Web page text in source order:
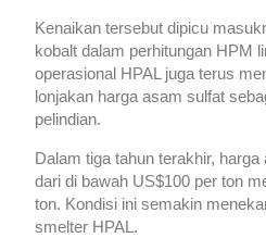
Kenaikan tersebut dipicu
kobalt dalam perhitungan HPM
operasional HPAL juga terus
lonjakan harga asam sulfat
pelindian.
Dalam tiga tahun terakhir,
dari di bawah US$100 per ton
ton. Kondisi ini semakin
smelter HPAL.